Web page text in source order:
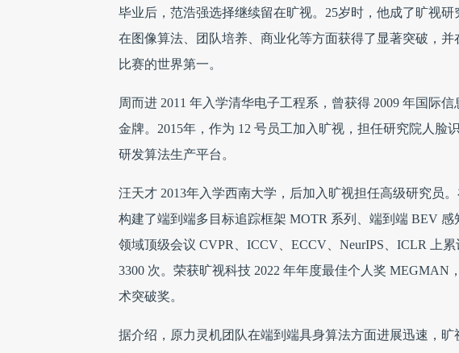
毕业后，范浩强选择继续留在旷视。25岁时，他成了旷视
在图像算法、团队培养、商业化等方面获得了显著突破，
比赛的世界第一。
周而进 2011 年入学清华电子工程系，曾获得 2009 年国际
金牌。2015年，作为 12 号员工加入旷视，担任研究院人脸
研发算法生产平台。
汪天才 2013年入学西南大学，后加入旷视担任高级研究员
构建了端到端多目标追踪框架 MOTR 系列、端到端 BEV
领域顶级会议 CVPR、ICCV、ECCV、NeurIPS、ICLR 上
3300 次。荣获旷视科技 2022 年年度最佳个人奖 MEGMAN
术突破奖。
据介绍，原力灵机团队在端到端具身算法方面进展迅速，